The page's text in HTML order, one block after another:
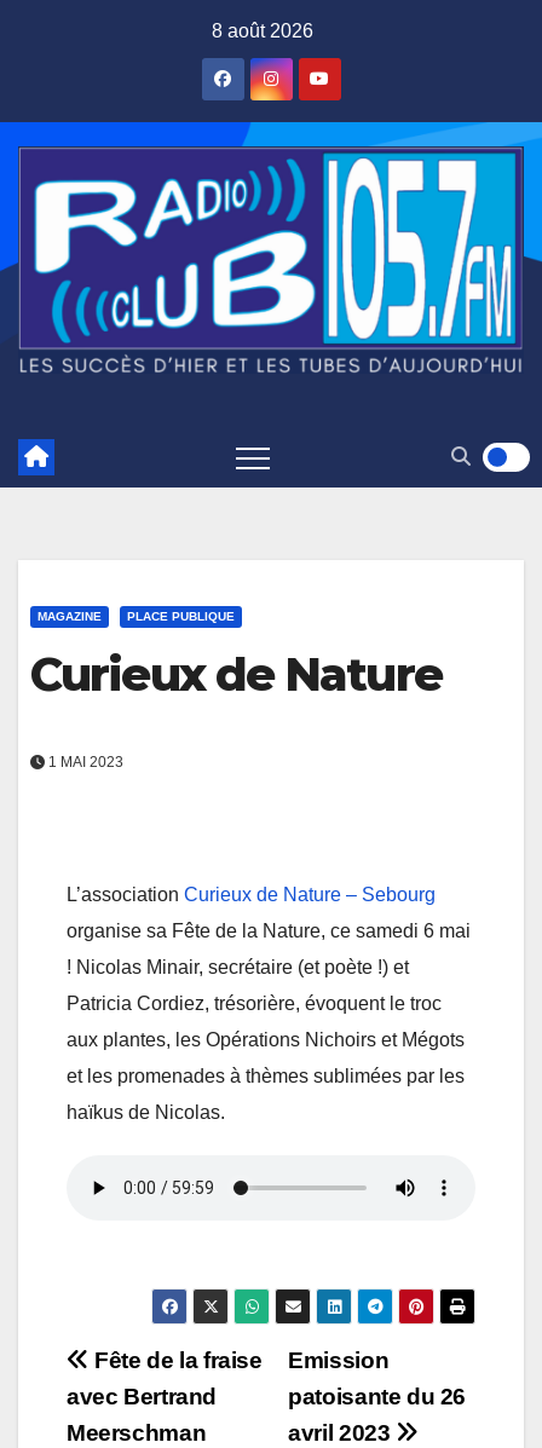
8 août 2026
MAGAZINE PLACE PUBLIQUE
Curieux de Nature
1 MAI 2023
L’association Curieux de Nature – Sebourg
organise sa Fête de la Nature, ce samedi 6 mai
! Nicolas Minair, secrétaire (et poète !) et
Patricia Cordiez, trésorière, évoquent le troc
aux plantes, les Opérations Nichoirs et Mégots
et les promenades à thèmes sublimées par les
haïkus de Nicolas.
Navigation
de
Emission
patoisante du 26
avril 2023
Fête de la fraise
avec Bertrand
Meerschman